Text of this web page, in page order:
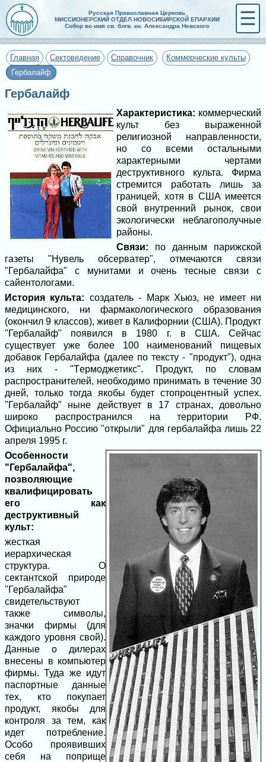
Русская Православная Церковь
МИССИОНЕРСКИЙ ОТДЕЛ НОВОСИБИРСКОЙ ЕПАРХИИ
Собор во имя св. блгв. кн. Александра Невского
☰
Главная Сектоведение Справочник
Коммерческие культы
Гербалайф
Гербалайф
Характеристика: коммерческий
культ без выраженной
религиозной направленности,
но со всеми остальными
характерными чертами
деструктивного культа. Фирма
стремится работать лишь за
границей, хотя в США имеется
свой внутренний рынок, свои
экологически неблагополучные
районы.
Связи: по данным парижской
газеты "Нувель обсерватер", отмечаются связи
"Гербалайфа" с мунитами и очень тесные связи с
сайентологами.
История культа: создатель - Марк Хьюз, не имеет ни
медицинского, ни фармакологического образования
(окончил 9 классов), живет в Калифорнии (США). Продукт
"Гербалайф" появился в 1980 г. в США. Сейчас
существует уже более 100 наименований пищевых
добавок Гербалайфа (далее по тексту - "продукт"), одна
из них - "Термоджетикс". Продукт, по словам
распространителей, необходимо принимать в течение 30
дней, только тогда якобы будет стопроцентный успех.
"Гербалайф" ныне действует в 17 странах, довольно
широко распространился на территории РФ.
Официально Россию "открыли" для гербалайфа лишь 22
апреля 1995 г.
Особенности
"Гербалайфа",
позволяющие
квалифицировать
его как
деструктивный
культ:
жесткая
иерархическая
структура. О
сектантской природе
"Гербалайфа"
свидетельствуют
также символы,
значки фирмы (для
каждого уровня свой).
Данные о дилерах
внесены в компьютер
фирмы. Туда же идут
паспортные данные
тех, кто покупает
продукт, якобы для
контроля за тем, как
идет потребление.
Особо проявивших
себя на поприще